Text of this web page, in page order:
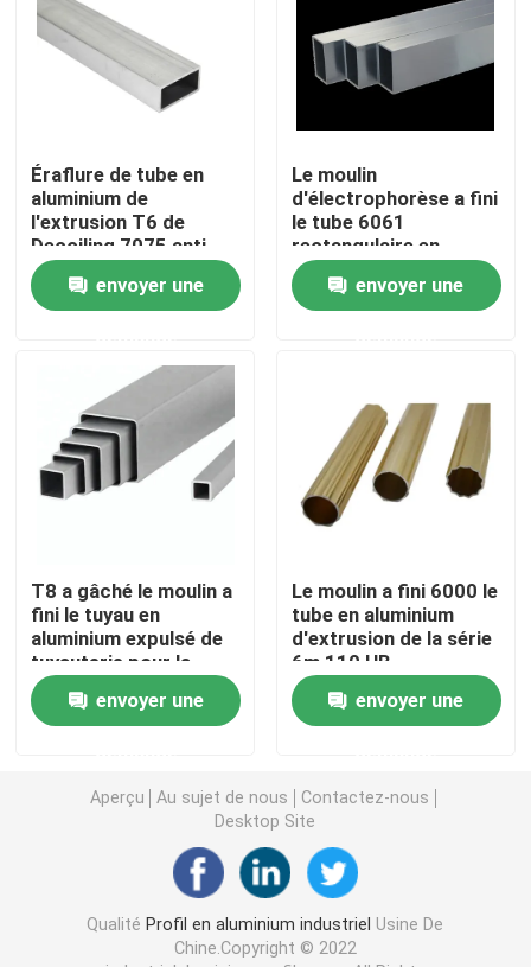
Profil en aluminium industriel
V profil en aluminium de fente
Profil en aluminium de anodisation
profil d'aluminium de commande numérique par
Accessoires en aluminium de profil
barre en aluminium expulsée
Tube en aluminium d'extrusion
Éraflure de tube en
aluminium de
l'extrusion T6 de
Decoiling 7075 anti
envoyer une
Le moulin
d'électrophorèse a fini
le tube 6061
rectangulaire en
aluminium pour
l'architecture
envoyer une
T8 a gâché le moulin a
fini le tuyau en
aluminium expulsé de
tuyauterie pour la
machine de copieur
envoyer une
Le moulin a fini 6000 le
tube en aluminium
d'extrusion de la série
6m 110 HB
envoyer une
Aperçu Au sujet de nous
Contactez-nous
Desktop Site
Qualité Profil en aluminium industriel Usine De
Chine.Copyright © 2022